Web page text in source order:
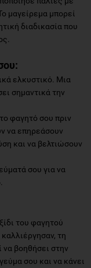
μαγείρεμα μπορεί
διαδικασία που
ελκυστικό. Μια
σημαντικά την
φαγητό σου πριν
να επηρεάσουν
και να βελτιώσουν
σου για να
του φαγητού
τη
να βοηθήσει στην
σου και να κάνει